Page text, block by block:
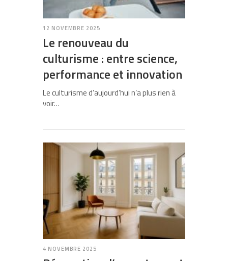
12 NOVEMBRE 2025
Le renouveau du
culturisme : entre science,
performance et innovation
Le culturisme d’aujourd’hui n’a plus rien à
voir…
4 NOVEMBRE 2025